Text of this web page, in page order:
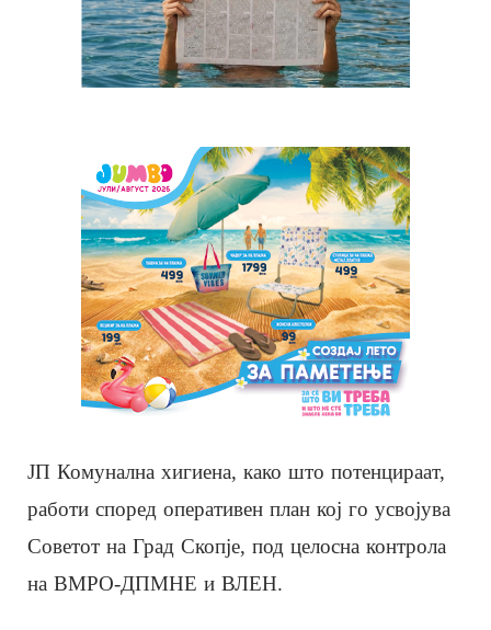
ЈП Комунална хигиена, како што потенцираат,
работи според оперативен план кој го усвојува
Советот на Град Скопје, под целосна контрола
на ВМРО-ДПМНЕ и ВЛЕН.